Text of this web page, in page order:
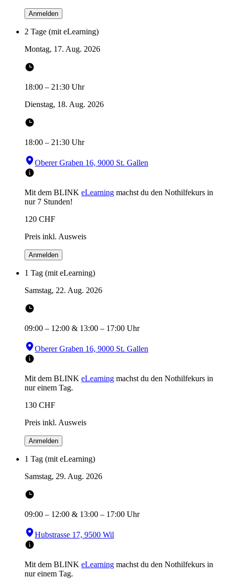
Anmelden
2 Tage (mit eLearning)
Montag, 17. Aug. 2026
18:00 – 21:30 Uhr
Dienstag, 18. Aug. 2026
18:00 – 21:30 Uhr
Oberer Graben 16, 9000 St. Gallen
Mit dem BLINK eLearning machst du den Nothilfekurs in
nur 7 Stunden!
120 CHF
Preis inkl. Ausweis
Anmelden
1 Tag (mit eLearning)
Samstag, 22. Aug. 2026
09:00 – 12:00 & 13:00 – 17:00 Uhr
Oberer Graben 16, 9000 St. Gallen
Mit dem BLINK eLearning machst du den Nothilfekurs in
nur einem Tag.
130 CHF
Preis inkl. Ausweis
Anmelden
1 Tag (mit eLearning)
Samstag, 29. Aug. 2026
09:00 – 12:00 & 13:00 – 17:00 Uhr
Hubstrasse 17, 9500 Wil
Mit dem BLINK eLearning machst du den Nothilfekurs in
nur einem Tag.